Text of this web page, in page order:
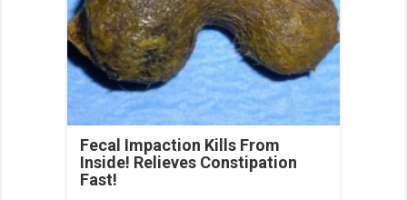
Fecal Impaction Kills From
Inside! Relieves Constipation
Fast!